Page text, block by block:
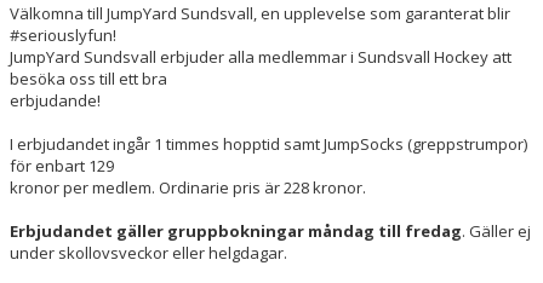
Välkomna till JumpYard Sundsvall, en upplevelse som garanterat blir
#seriouslyfun!
JumpYard Sundsvall erbjuder alla medlemmar i Sundsvall Hockey att
besöka oss till ett bra
erbjudande!
I erbjudandet ingår 1 timmes hopptid samt JumpSocks (greppstrumpor)
för enbart 129
kronor per medlem. Ordinarie pris är 228 kronor.
Erbjudandet gäller gruppbokningar måndag till fredag. Gäller ej
under skollovsveckor eller helgdagar.